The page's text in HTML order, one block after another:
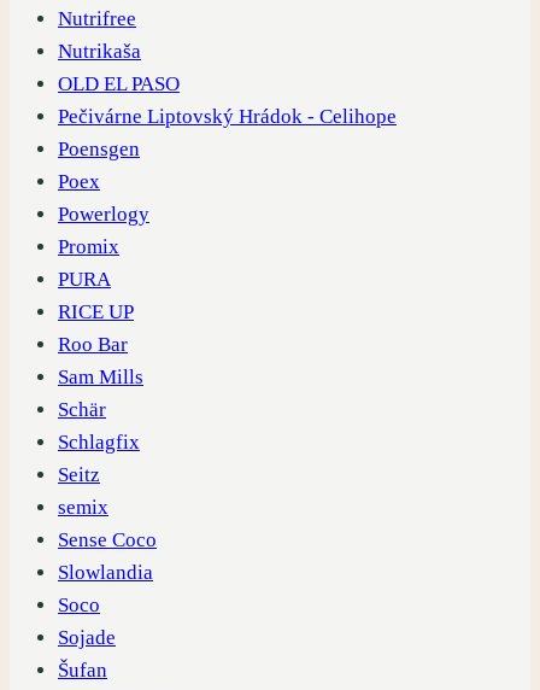
Nutrifree
Nutrikaša
OLD EL PASO
Pečivárne Liptovský Hrádok - Celihope
Poensgen
Poex
Powerlogy
Promix
PURA
RICE UP
Roo Bar
Sam Mills
Schär
Schlagfix
Seitz
semix
Sense Coco
Slowlandia
Soco
Sojade
Šufan